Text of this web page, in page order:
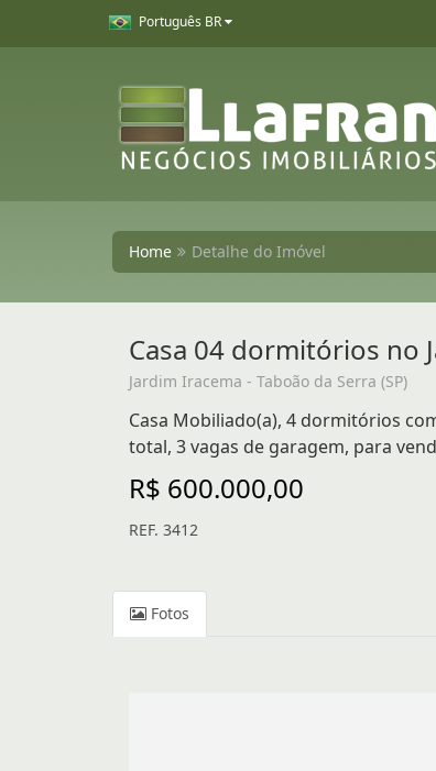
Português BR
Home Detalhe do Imóvel
Casa 04 dormitórios no
Jardim Iracema - Taboão da Serra (SP)
Casa Mobiliado(a), 4 dormitórios
total, 3 vagas de garagem, para
R$ 600.000,00
REF. 3412
Fotos